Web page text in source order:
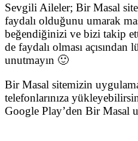
Sevgili Aileler; Bir Masal
faydalı olduğunu umarak
beğendiğinizi ve bizi takip
de faydalı olması açısından
unutmayın 🙂
Bir Masal sitemizin
telefonlarınıza
Google Play’den Bir Masal